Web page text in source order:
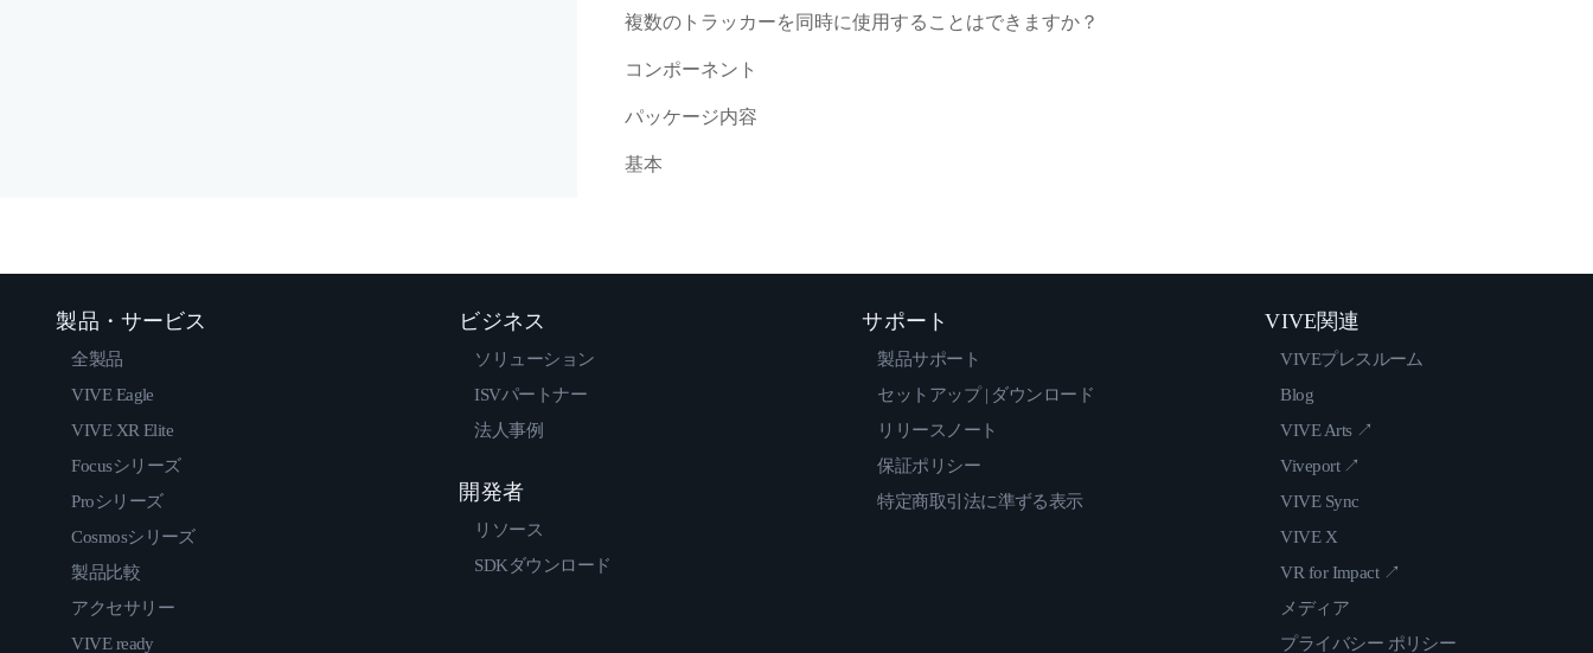
複数のトラッカーを同時に使用することはできますか？
コンポーネント
パッケージ内容
基本
製品・サービス
全製品
VIVE Eagle
VIVE XR Elite
Focusシリーズ
Proシリーズ
Cosmosシリーズ
製品比較
アクセサリー
VIVE ready
ビジネス
ソリューション
ISVパートナー
法人事例
開発者
リソース
SDKダウンロード
サポート
製品サポート
セットアップ | ダウンロード
リリースノート
保証ポリシー
特定商取引法に準ずる表示
VIVE関連
VIVEプレスルーム
Blog
VIVE Arts ↗
Viveport ↗
VIVE Sync
VIVE X
VR for Impact ↗
メディア
プライバシー ポリシー